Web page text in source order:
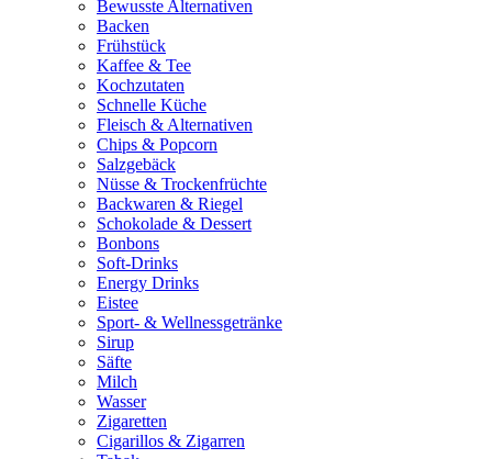
Bewusste Alternativen
Backen
Frühstück
Kaffee & Tee
Kochzutaten
Schnelle Küche
Fleisch & Alternativen
Chips & Popcorn
Salzgebäck
Nüsse & Trockenfrüchte
Backwaren & Riegel
Schokolade & Dessert
Bonbons
Soft-Drinks
Energy Drinks
Eistee
Sport- & Wellnessgetränke
Sirup
Säfte
Milch
Wasser
Zigaretten
Cigarillos & Zigarren